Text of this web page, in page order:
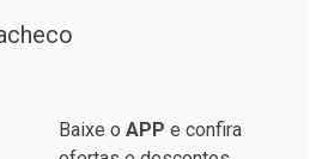
Baixe o APP e confira